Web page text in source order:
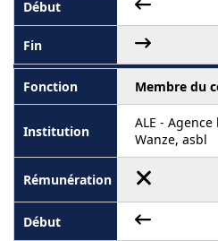
Membre du
ALE -
Wanze, asbl